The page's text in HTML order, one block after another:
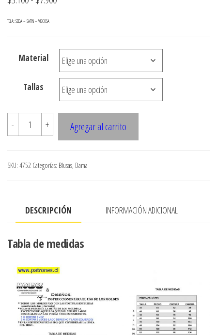
desde
$3.100
hasta
$7.900
TELA: SEDA – SATIN – VISCOSA
Material
Tallas
-
4752
BLUSA
RUEDO
ANCHO
3CM.
+ Agregar al carrito
SKU: 4752 Categorías: Blusas, Dama
DESCRIPCIÓN INFORMACIÓN ADICIONAL
Tabla de medidas